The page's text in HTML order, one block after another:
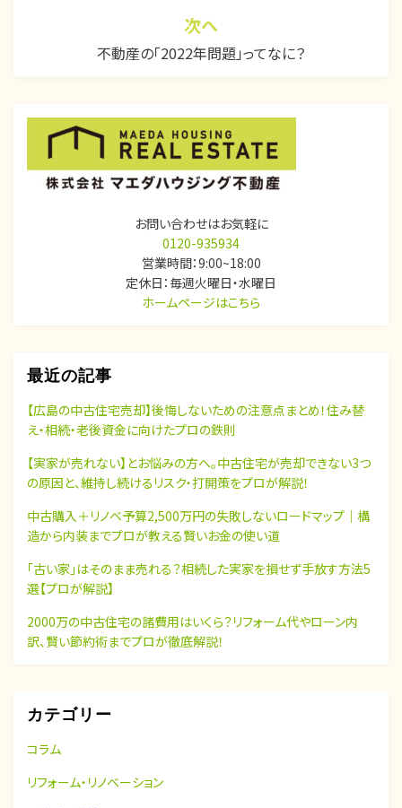
シ
ョ
ン
次ヘ
不動産の「2022年問題」ってなに？
お問い合わせはお気軽に
0120-935934
営業時間：9:00~18:00
定休日：毎週火曜日・水曜日
ホームページはこちら
最近の記事
【広島の中古住宅売却】後悔しないための注意点まとめ！住み替
え・相続・老後資金に向けたプロの鉄則
【実家が売れない】とお悩みの方へ。中古住宅が売却できない3つ
の原因と、維持し続けるリスク・打開策をプロが解説！
中古購入＋リノベ予算2,500万円の失敗しないロードマップ｜構
造から内装までプロが教える賢いお金の使い道
「古い家」はそのまま売れる？相続した実家を損せず手放す方法5
選【プロが解説】
2000万の中古住宅の諸費用はいくら？リフォーム代やローン内
訳、賢い節約術までプロが徹底解説！
カテゴリー
コラム
リフォーム・リノベーション